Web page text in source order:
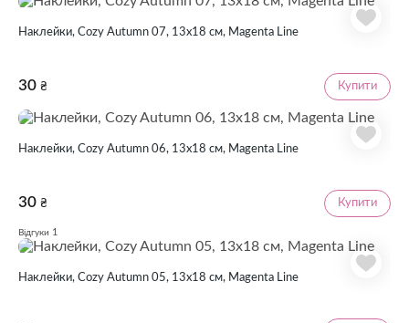
Наклейки, Cozy Autumn 07, 13х18 см, Magenta Line
30 ₴ Купити
Наклейки, Cozy Autumn 06, 13х18 см, Magenta Line
30 ₴ Купити
Відгуки 1
Наклейки, Cozy Autumn 05, 13х18 см, Magenta Line